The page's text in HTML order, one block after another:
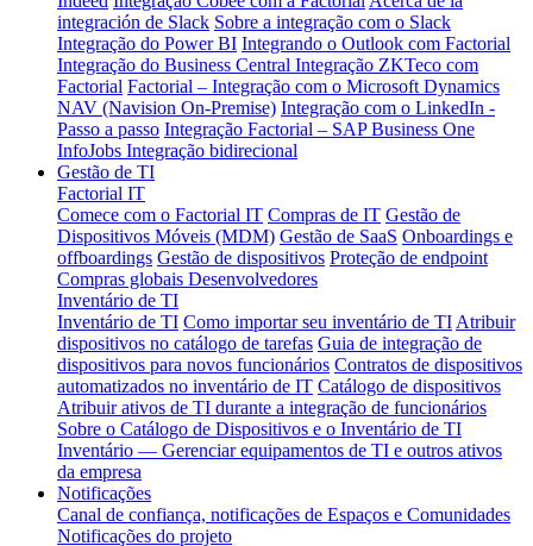
integración de Slack Sobre a integração com o Slack
Integração do Power BI Integrando o Outlook com Factorial
Integração do Business Central Integração ZKTeco com
Factorial Factorial – Integração com o Microsoft Dynamics
NAV (Navision On-Premise) Integração com o LinkedIn -
Passo a passo Integração Factorial – SAP Business One
InfoJobs Integração bidirecional
Gestão de TI
Factorial IT
Comece com o Factorial IT Compras de IT Gestão de
Dispositivos Móveis (MDM) Gestão de SaaS Onboardings e
offboardings Gestão de dispositivos Proteção de endpoint
Compras globais Desenvolvedores
Inventário de TI
Inventário de TI Como importar seu inventário de TI Atribuir
dispositivos no catálogo de tarefas Guia de integração de
dispositivos para novos funcionários Contratos de dispositivos
automatizados no inventário de IT Catálogo de dispositivos
Atribuir ativos de TI durante a integração de funcionários
Sobre o Catálogo de Dispositivos e o Inventário de TI
Inventário — Gerenciar equipamentos de TI e outros ativos
da empresa
Notificações
Canal de confiança, notificações de Espaços e Comunidades
Notificações do projeto